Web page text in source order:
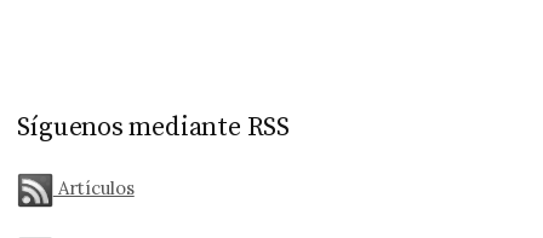
Síguenos mediante RSS
Artículos